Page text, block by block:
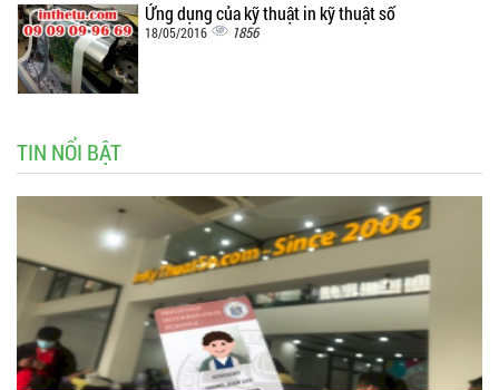
Ứng dụng của kỹ thuật in kỹ thuật số
18/05/2016 1856
TIN NỔI BẬT